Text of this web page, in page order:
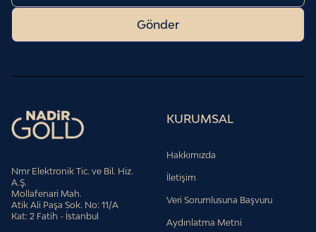
Gönder
Nmr Elektronik Tic. ve Bil. Hiz.
A.Ş.
Mollafenari Mah.
Atik Ali Paşa Sok. No: 11/A
Kat: 2 Fatih - İstanbul
KURUMSAL
Hakkımızda
İletişim
Veri Sorumlusuna Başvuru
Aydınlatma Metni